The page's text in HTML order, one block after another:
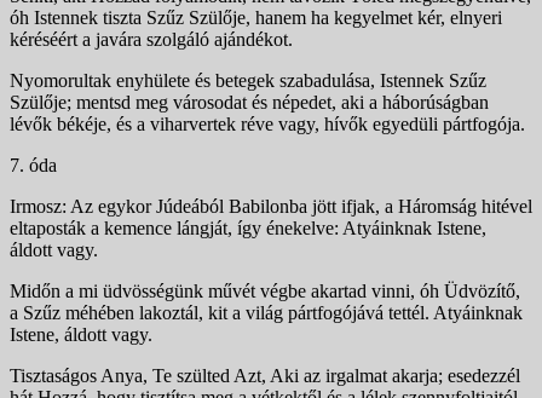
óh Istennek tiszta Szűz Szülője, hanem ha kegyelmet kér, elnyeri
kéréséért a javára szolgáló ajándé­kot.
Nyomorultak enyhülete és betegek szabadulása, Istennek Szűz
Szülője; mentsd meg városodat és népedet, aki a háborúságban
lévők békéje, és a viharvertek réve vagy, hívők egyedüli pártfogója.
7. óda
Irmosz: Az egykor Júdeából Babilonba jött ifjak, a Há­romság hitével
eltaposták a kemence lángját, így éne­kelve: Atyáinknak Istene,
áldott vagy.
Midőn a mi üdvösségünk művét végbe akartad vinni, óh Üdvözítő,
a Szűz méhében lakoztál, kit a világ pártfogójává tettél. Atyáinknak
Istene, áldott vagy.
Tisztaságos Anya, Te szülted Azt, Aki az irgalmat akarja; esedezzél